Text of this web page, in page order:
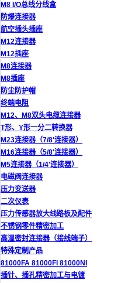
M8 I/O总线分线盒
防爆连接器
航空插头插座
M12连接器
M12插座
M8连接器
M8插座
防尘防护帽
终端电阻
M12、M8双头电缆连接器
T形、Y形一分二转换器
M23连接器（7/8'连接器）
M16连接器（5/8'连接器）
M5连接器（1/4'连接器）
电磁阀连接器
压力变送器
二次仪表
压力传感器放大线路板及配件
不锈钢零件精密加工
高温密封连接器（接线端子）
特殊定制产品
81000FA 81000FI 81000NI
插针、插孔精密加工与电镀